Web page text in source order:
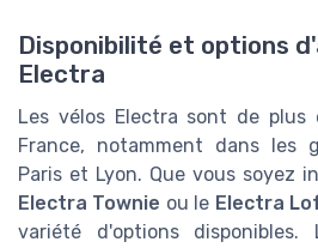
Disponibilité et options
Electra
Les vélos Electra sont de plus
France, notamment dans les
Paris et Lyon. Que vous soyez
Electra Townie ou le Electra
variété d'options disponibles.